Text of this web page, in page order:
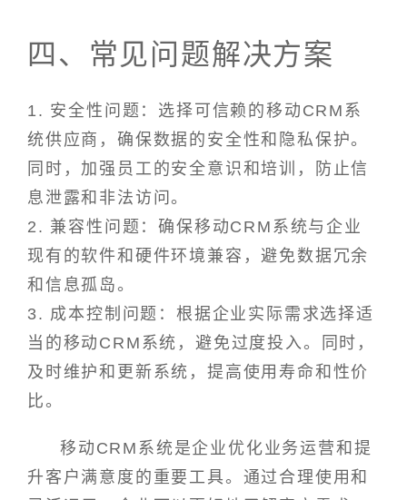
四、常见问题解决方案
1. 安全性问题：选择可信赖的移动CRM系
统供应商，确保数据的安全性和隐私保护。
同时，加强员工的安全意识和培训，防止信
息泄露和非法访问。
2. 兼容性问题：确保移动CRM系统与企业
现有的软件和硬件环境兼容，避免数据冗余
和信息孤岛。
3. 成本控制问题：根据企业实际需求选择适
当的移动CRM系统，避免过度投入。同时，
及时维护和更新系统，提高使用寿命和性价
比。
移动CRM系统是企业优化业务运营和提
升客户满意度的重要工具。通过合理使用和